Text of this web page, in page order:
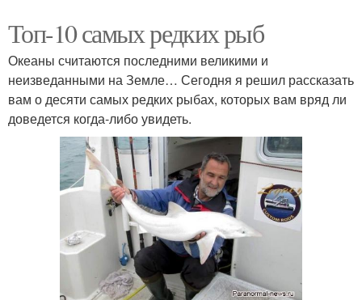
Топ-10 самых редких рыб
Океаны считаются последними великими и
неизведанными на Земле… Сегодня я решил рассказать
вам о десяти самых редких рыбах, которых вам вряд ли
доведется когда-либо увидеть.